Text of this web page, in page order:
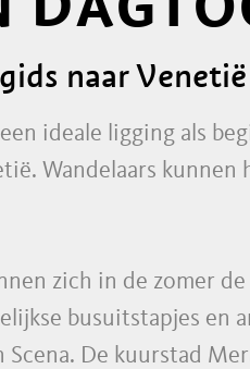
naar
ideale ligging als
Wandelaars
zich in de zomer
busuitstapjes
Scena. De kuurstad